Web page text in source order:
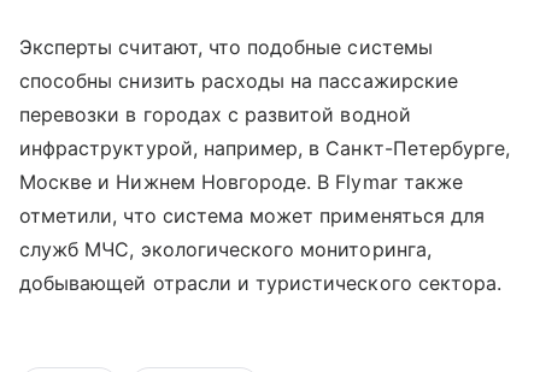
Эксперты считают, что подобные системы
способны снизить расходы на пассажирские
перевозки в городах с развитой водной
инфраструктурой, например, в Санкт-Петербурге,
Москве и Нижнем Новгороде. В Flymar также
отметили, что система может применяться для
служб МЧС, экологического мониторинга,
добывающей отрасли и туристического сектора.